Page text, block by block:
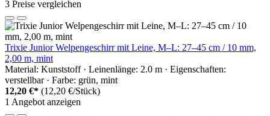
3 Preise vergleichen
Trixie Junior Welpengeschirr mit Leine, M–L: 27–45 cm / 10 mm,
2,00 m, mint
Material: Kunststoff · Leinenlänge: 2.0 m · Eigenschaften:
verstellbar · Farbe: grün, mint
12,20 €* (12,20 €/Stück)
1 Angebot anzeigen